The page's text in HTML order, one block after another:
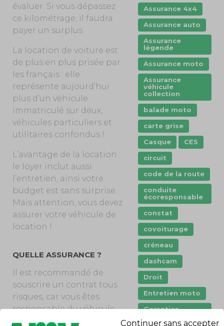
évaluer. Si vous dépassez
ce kilométrage, il faudra
payer un surplus.
La location de voiture est
de plus en plus prisée par
les français : elle
représente aujourd’hui
plus d’un véhicule
immatriculé sur deux,
véhicules particuliers et
utilitaires confondus !
L’avantage de la location :
le loyer inclut aussi
l’entretien, ainsi votre
budget est sans surprise.
Mais attention, vous devez
assurer votre véhicule de
location !
QUELLE ASSURANCE ?
Il est recommandé de
souscrire un contrat tous
risques, car vous êtes
responsable du véhicule.
Si des dégâts matériels
Assurance 4x4
Assurance auto
Assurance
légende
Assurance moto
Assurance
véhicule
collection
balade moto
carte grise
Casque
CES
circuit
code de la route
conduite
écoresponsable
constat
covoiturage
créneau
dashcam
Droit
Entretien moto
Garanties
Continuer sans accepter